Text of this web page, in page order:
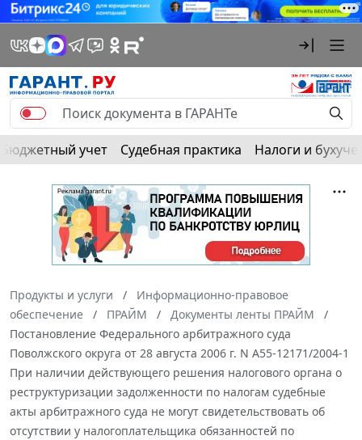
Бюджетный учет Судебная практика Налоги и
Продукты и услуги
Информационно-правовое
обеспечение
ПРАЙМ
Документы ленты ПРАЙМ
Постановление Федерального арбитражного суда
Поволжского округа от 28 августа 2006 г. N А55-12171/2004-1
При наличии действующего решения налогового органа о
реструктуризации задолженности по налогам судебные
акты арбитражного суда не могут свидетельствовать об
отсутствии у налогоплательщика обязанностей по